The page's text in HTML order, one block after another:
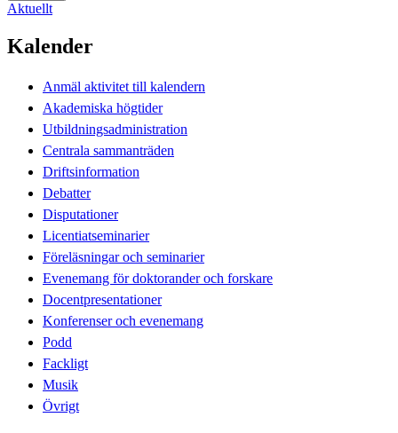
Aktuellt
Kalender
Anmäl aktivitet till kalendern
Akademiska högtider
Utbildningsadministration
Centrala sammanträden
Driftsinformation
Debatter
Disputationer
Licentiatseminarier
Föreläsningar och seminarier
Evenemang för doktorander och forskare
Docentpresentationer
Konferenser och evenemang
Podd
Fackligt
Musik
Övrigt